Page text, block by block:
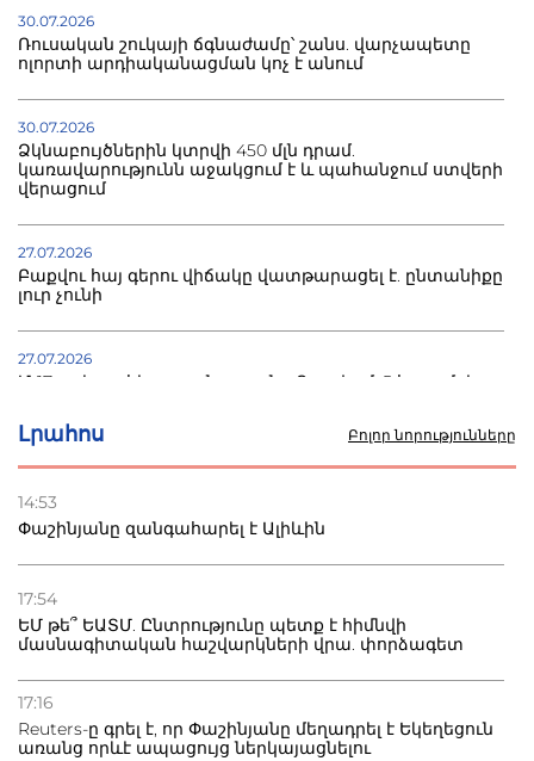
Լրահոս Բոլոր նորությունները
14:53
Փաշինյանը զանգահարել է Ալիևին
17:54
ԵՄ թե՞ ԵԱՏՄ. Ընտրությունը պետք է հիմնվի
մասնագիտական հաշվարկների վրա. փորձագետ
17:16
Reuters-ը գրել է, որ Փաշինյանը մեղադրել է Եկեղեցուն
առանց որևէ ապացույց ներկայացնելու
30.07.2026
Ռուսական շուկայի ճգնաժամը՝ շանս. վարչապետը
ոլորտի արդիականացման կոչ է անում
30.07.2026
Ձկնաբույծներին կտրվի 450 մլն դրամ.
կառավարությունն աջակցում է և պահանջում ստվերի
վերացում
27.07.2026
Բաքվու հայ գերու վիճակը վատթարացել է. ընտանիքը
լուր չունի
27.07.2026
Մ-17 աշխարհի առաջնությունը Բաքվում. 5 հայ ըմբիշ
22.07.2026
տուժածներ կան
21.07.2026
Դատվածություն ունեցող միգրանտներին կարգելվի
բնակվել Ռուսաստանում
20.07.2026
Բաքվի բանտից գեներալ Մանուկյանը դիմել է
Փաշինյանին